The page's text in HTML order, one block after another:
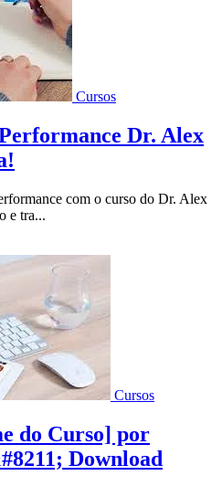
Cursos
Dr. Alex
com o curso do Dr. Alex
e tra...
Cursos
do Curso] por
Download